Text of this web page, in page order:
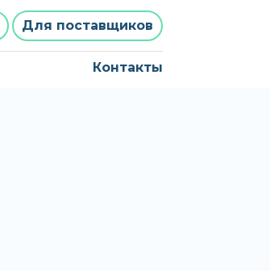
Для поставщиков
Контакты